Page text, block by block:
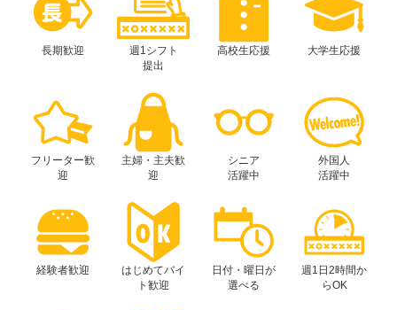
長期歓迎
週1シフト
提出
高校生応援 大学生応援
フリーター歓
迎
主婦・主夫歓
迎
シニア
活躍中
外国人
活躍中
経験者歓迎
はじめてバイ
ト歓迎
日付・曜日が
選べる
週1日2時間か
らOK